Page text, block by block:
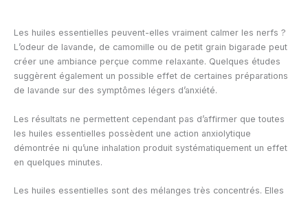
Les huiles essentielles peuvent-elles vraiment calmer les nerfs ?
L’odeur de lavande, de camomille ou de petit grain bigarade peut
créer une ambiance perçue comme relaxante. Quelques études
suggèrent également un possible effet de certaines préparations
de lavande sur des symptômes légers d’anxiété.
Les résultats ne permettent cependant pas d’affirmer que toutes
les huiles essentielles possèdent une action anxiolytique
démontrée ni qu’une inhalation produit systématiquement un effet
en quelques minutes.
Les huiles essentielles sont des mélanges très concentrés. Elles